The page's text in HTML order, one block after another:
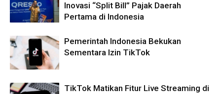
Inovasi “Split Bill” Pajak Daerah
Pertama di Indonesia
Pemerintah Indonesia Bekukan
Sementara Izin TikTok
TikTok Matikan Fitur Live Streaming di